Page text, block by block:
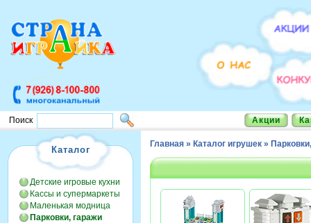
Поиск Акции
Каталог
Детские игровые кухни
Кассы и супермаркеты
Маленькая модница
Парковки, гаражи
Главная » Каталог игрушек »